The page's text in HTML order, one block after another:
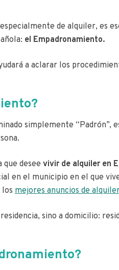
de alquiler, es
el Empadronamiento.
a aclarar los
simplemente “Padrón”,
desee vivir de alquiler en
en el municipio en el que
mejores anuncios de
sino a domicilio: